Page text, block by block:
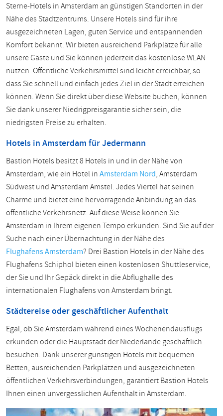
Sterne-Hotels in Amsterdam an günstigen Standorten in der
Nähe des Stadtzentrums. Unsere Hotels sind für ihre
ausgezeichneten Lagen, guten Service und entspannenden
Komfort bekannt. Wir bieten ausreichend Parkplätze für alle
unsere Gäste und Sie können jederzeit das kostenlose WLAN
nutzen. Öffentliche Verkehrsmittel sind leicht erreichbar, so
dass Sie schnell und einfach jedes Ziel in der Stadt erreichen
können. Wenn Sie direkt über diese Website buchen, können
Sie dank unserer Niedrigpreisgarantie sicher sein, die
niedrigsten Preise zu erhalten.
Hotels in Amsterdam für Jedermann
Bastion Hotels besitzt 8 Hotels in und in der Nähe von
Amsterdam, wie ein Hotel inAmsterdam Nord, Amsterdam
Südwest und Amsterdam Amstel. Jedes Viertel hat seinen
Charme und bietet eine hervorragende Anbindung an das
öffentliche Verkehrsnetz. Auf diese Weise können Sie
Amsterdam in Ihrem eigenen Tempo erkunden. Sind Sie auf der
Suche nach einer Übernachtung in der Nähe des
Flughafens Amsterdam? Drei Bastion Hotels in der Nähe des
Flughafens Schiphol bieten einen kostenlosen Shuttleservice,
der Sie und Ihr Gepäck direkt in die Abflughalle des
internationalen Flughafens von Amsterdam bringt.
Städtereise oder geschäftlicher Aufenthalt
Egal, ob Sie Amsterdam während eines Wochenendausflugs
erkunden oder die Hauptstadt der Niederlande geschäftlich
besuchen. Dank unserer günstigen Hotels mit bequemen
Betten, ausreichenden Parkplätzen und ausgezeichneten
öffentlichen Verkehrsverbindungen, garantiert Bastion Hotels
Ihnen einen unvergesslichen Aufenthalt in Amsterdam.